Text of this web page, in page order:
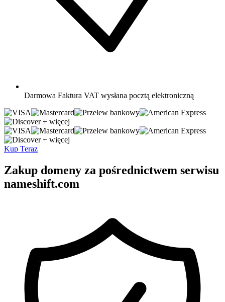
Darmowa Faktura VAT wysłana pocztą elektroniczną
+ więcej
+ więcej
Kup Teraz
Zakup domeny za pośrednictwem serwisu
nameshift.com